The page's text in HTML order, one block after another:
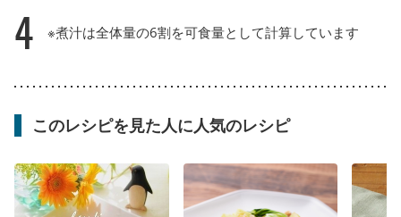
4 ※煮汁は全体量の6割を可食量として計算しています
このレシピを見た人に人気のレシピ